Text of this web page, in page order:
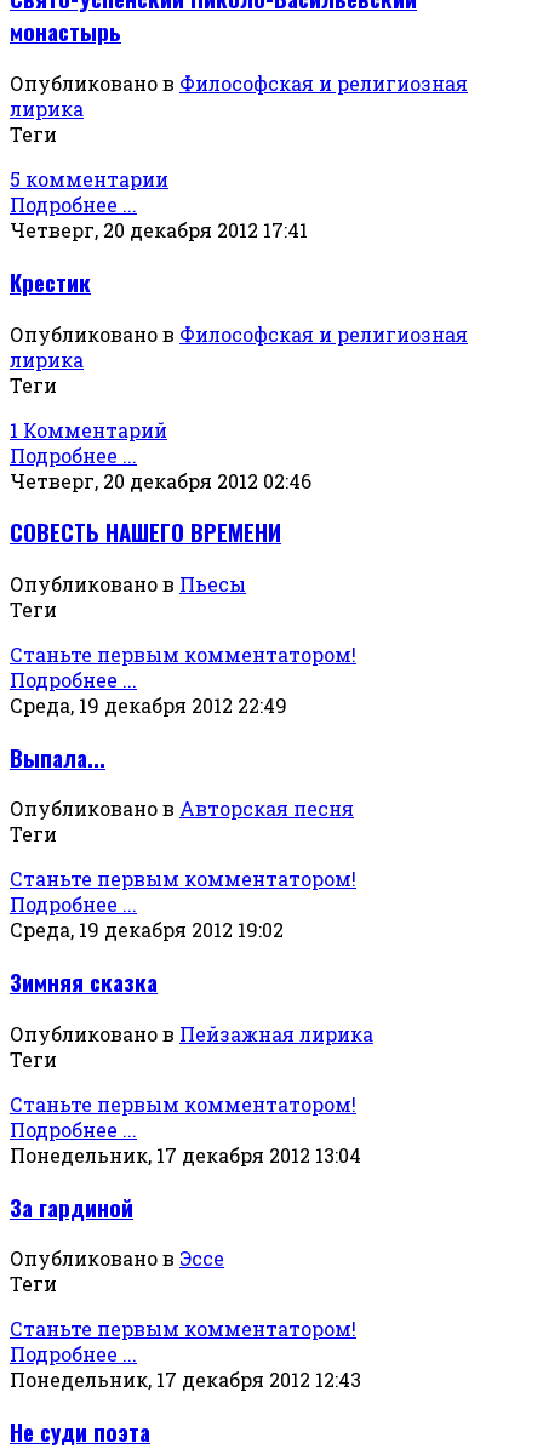
монастырь
Опубликовано в Философская и религиозная
лирика
Теги
5 комментарии
Подробнее ...
Четверг, 20 декабря 2012 17:41
Крестик
Опубликовано в Философская и религиозная
лирика
Теги
1 Комментарий
Подробнее ...
Четверг, 20 декабря 2012 02:46
СОВЕСТЬ НАШЕГО ВРЕМЕНИ
Опубликовано в Пьесы
Теги
Станьте первым комментатором!
Подробнее ...
Среда, 19 декабря 2012 22:49
Выпала...
Опубликовано в Авторская песня
Теги
Станьте первым комментатором!
Подробнее ...
Среда, 19 декабря 2012 19:02
Зимняя сказка
Опубликовано в Пейзажная лирика
Теги
Станьте первым комментатором!
Подробнее ...
Понедельник, 17 декабря 2012 13:04
За гардиной
Опубликовано в Эссе
Теги
Станьте первым комментатором!
Подробнее ...
Понедельник, 17 декабря 2012 12:43
Не суди поэта